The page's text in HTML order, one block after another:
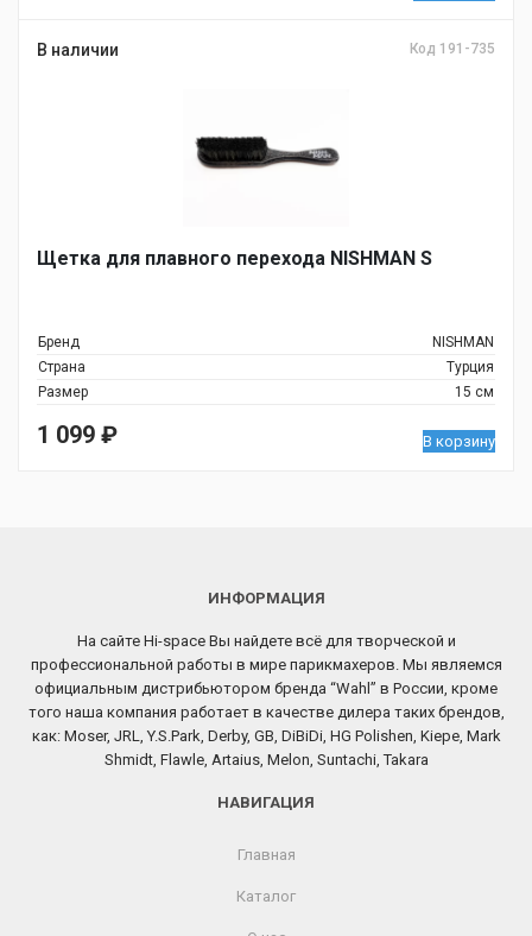
В наличии Код 191-735
Щетка для плавного перехода NISHMAN S
Бренд
NISHMAN
Страна
Турция
Размер
15 см
1 099 ₽ В корзину
ИНФОРМАЦИЯ
На сайте Hi-space Вы найдете всё для творческой и
профессиональной работы в мире парикмахеров. Мы являемся
официальным дистрибьютором бренда “Wahl” в России, кроме
того наша компания работает в качестве дилера таких брендов,
как: Moser, JRL, Y.S.Park, Derby, GB, DiBiDi, HG Polishen, Kiepe, Mark
Shmidt, Flawle, Artaius, Melon, Suntachi, Takara
НАВИГАЦИЯ
Главная
Каталог